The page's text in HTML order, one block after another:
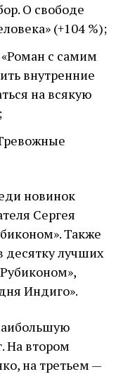
О свободе
(+104 %);
с самим
внутренние
на всякую
новинок
Сергея
Также
десятку лучших
Индиго».
На втором
на третьем —